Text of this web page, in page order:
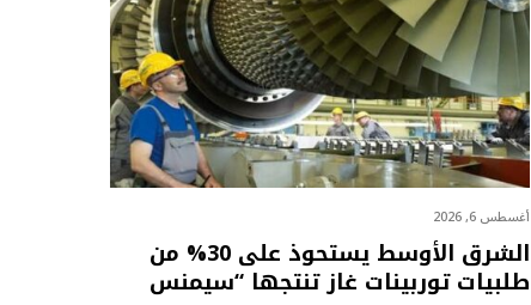
أغسطس 6, 2026
الشرق الأوسط يستحوذ على 30% من
طلبيات توربينات غاز تنتجها “سيمنس